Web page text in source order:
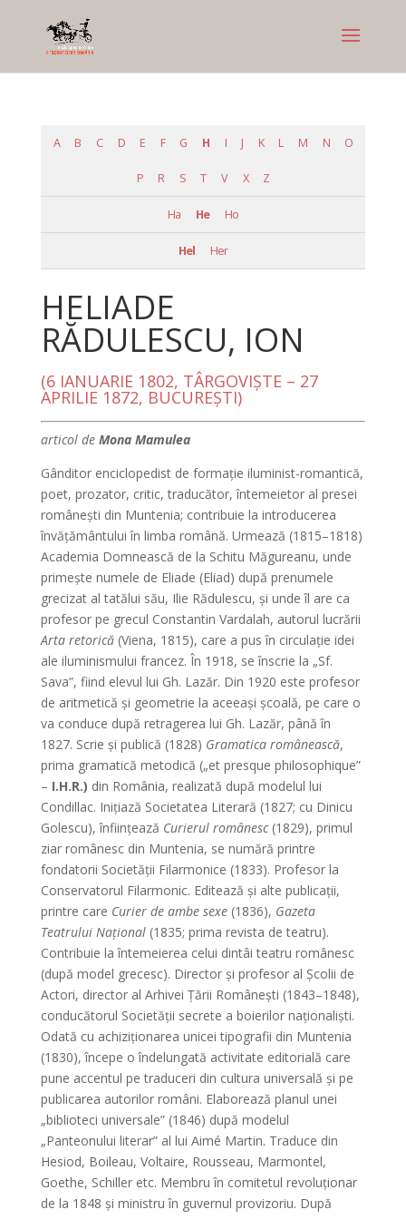
A B C D E F G H I J K L M N O
P R S T V X Z
Ha He Ho
Hel Her
HELIADE
RĂDULESCU, ION
(6 IANUARIE 1802, TÂRGOVIŞTE – 27
APRILIE 1872, BUCUREŞTI)
articol de Mona Mamulea
Gânditor enciclopedist de formaţie iluminist-romantică,
poet, prozator, critic, traducător, întemeietor al presei
româneşti din Muntenia; contribuie la introducerea
învăţământului în limba română. Urmează (1815–1818)
Academia Domnească de la Schitu Măgureanu, unde
primeşte numele de Eliade (Eliad) după prenumele
grecizat al tatălui său, Ilie Rădulescu, şi unde îl are ca
profesor pe grecul Constantin Vardalah, autorul lucrării
Arta retorică(Viena, 1815), care a pus în circulaţie idei
ale iluminismului francez. În 1918, se înscrie la „Sf.
Sava”, fiind elevul lui Gh. Lazăr. Din 1920 este profesor
de aritmetică şi geometrie la aceeaşi şcoală, pe care o
va conduce după retragerea lui Gh. Lazăr, până în
1827. Scrie şi publică (1828) Gramatica românească,
prima gramatică metodică („et presque philosophique”
– I.H.R.) din România, realizată după modelul lui
Condillac. Iniţiază Societatea Literară (1827; cu Dinicu
Golescu), înfiinţează Curierul românesc(1829), primul
ziar românesc din Muntenia, se numără printre
fondatorii Societăţii Filarmonice (1833). Profesor la
Conservatorul Filarmonic. Editează şi alte publicaţii,
printre care Curier de ambe sexe(1836), Gazeta
Teatrului Naţional(1835; prima revista de teatru).
Contribuie la întemeierea celui dintâi teatru românesc
(după model grecesc). Director şi profesor al Şcolii de
Actori, director al Arhivei Ţării Româneşti (1843–1848),
conducătorul Societăţii secrete a boierilor naţionalişti.
Odată cu achiziţionarea unicei tipografii din Muntenia
(1830), începe o îndelungată activitate editorială care
pune accentul pe traduceri din cultura universală şi pe
publicarea autorilor români. Elaborează planul unei
„biblioteci universale” (1846) după modelul
„Panteonului literar” al lui Aimé Martin. Traduce din
Hesiod, Boileau, Voltaire, Rousseau, Marmontel,
Goethe, Schiller etc. Membru în comitetul revoluţionar
de la 1848 şi ministru în guvernul provizoriu. După